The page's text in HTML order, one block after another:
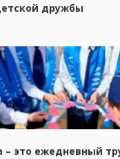
дружбы
это ежедневный